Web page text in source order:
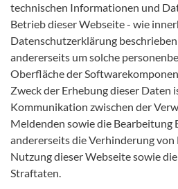
technischen Informationen und
Betrieb dieser Webseite - wie
Datenschutzerklärung
andererseits um solche
Oberfläche der
Zweck der Erhebung dieser Daten
Kommunikation zwischen der
Meldenden sowie die Bearbeitung
andererseits die Verhinderung
Nutzung dieser Webseite sowie
Straftaten.